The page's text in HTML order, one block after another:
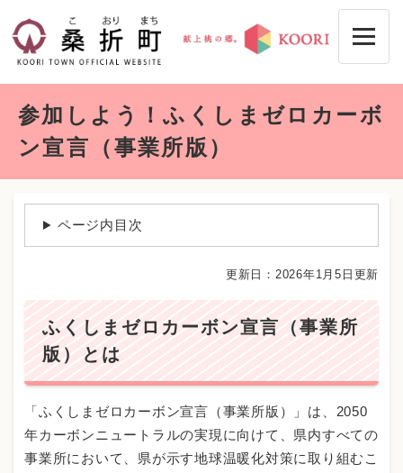
先
参加しよう！ふくしまゼロカーボ
ン宣言（事業所版）
ページ内目次
更新日：2026年1月5日更新
ふくしまゼロカーボン宣言（事業所
版）とは
「ふくしまゼロカーボン宣言（事業所版）」は、2050
年カーボンニュートラルの実現に向けて、県内すべての
事業所において、県が示す地球温暖化対策に取り組むこ